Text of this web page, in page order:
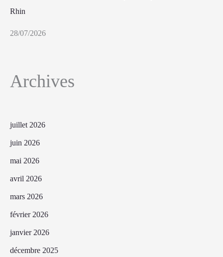
Rhin
28/07/2026
Archives
juillet 2026
juin 2026
mai 2026
avril 2026
mars 2026
février 2026
janvier 2026
décembre 2025